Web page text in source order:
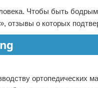
Чтобы быть
отзывы о которых
ортопедических